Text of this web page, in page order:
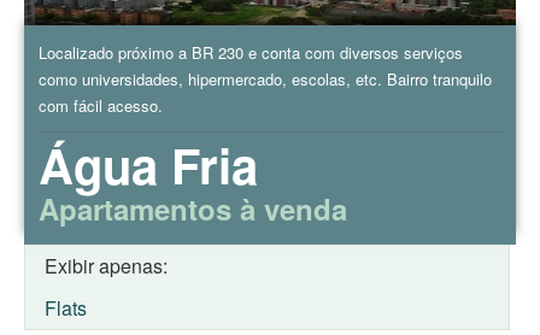
Localizado próximo a BR 230 e conta com diversos serviços
como universidades, hipermercado, escolas, etc. Bairro tranquilo
com fácil acesso.
Água Fria
Apartamentos à venda
Exibir apenas:
Flats